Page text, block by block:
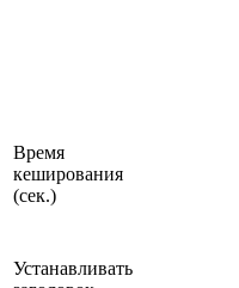
Время
кеширования
(сек.)
Устанавливать